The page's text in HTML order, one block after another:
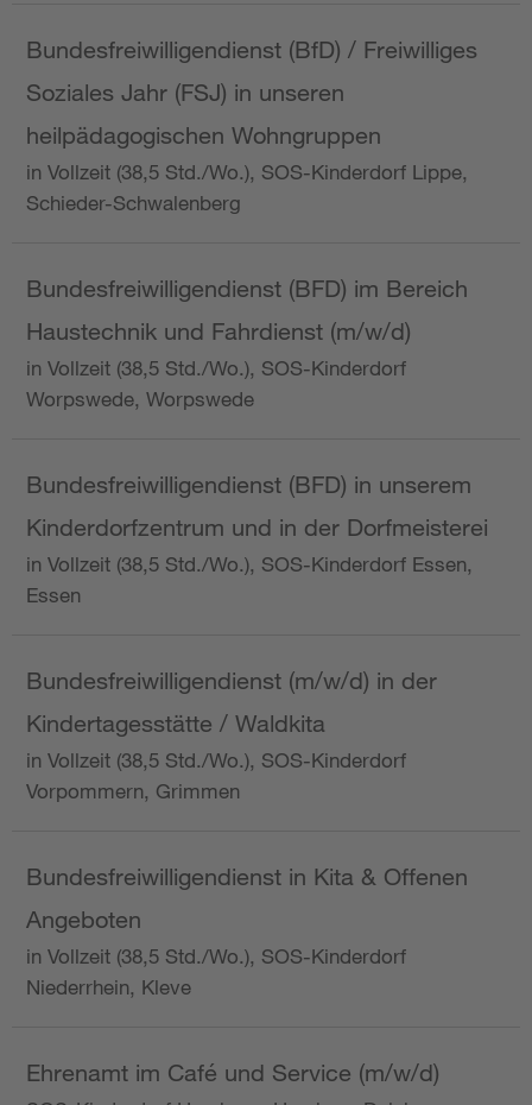
Bundesfreiwilligendienst (BfD) / Freiwilliges
Soziales Jahr (FSJ) in unseren
heilpädagogischen Wohngruppen
in Vollzeit (38,5 Std./Wo.), SOS-Kinderdorf Lippe,
Schieder-Schwalenberg
Bundesfreiwilligendienst (BFD) im Bereich
Haustechnik und Fahrdienst (m/w/d)
in Vollzeit (38,5 Std./Wo.), SOS-Kinderdorf
Worpswede, Worpswede
Bundesfreiwilligendienst (BFD) in unserem
Kinderdorfzentrum und in der Dorfmeisterei
in Vollzeit (38,5 Std./Wo.), SOS-Kinderdorf Essen,
Essen
Bundesfreiwilligendienst (m/w/d) in der
Kindertagesstätte / Waldkita
in Vollzeit (38,5 Std./Wo.), SOS-Kinderdorf
Vorpommern, Grimmen
Bundesfreiwilligendienst in Kita & Offenen
Angeboten
in Vollzeit (38,5 Std./Wo.), SOS-Kinderdorf
Niederrhein, Kleve
Ehrenamt im Café und Service (m/w/d)